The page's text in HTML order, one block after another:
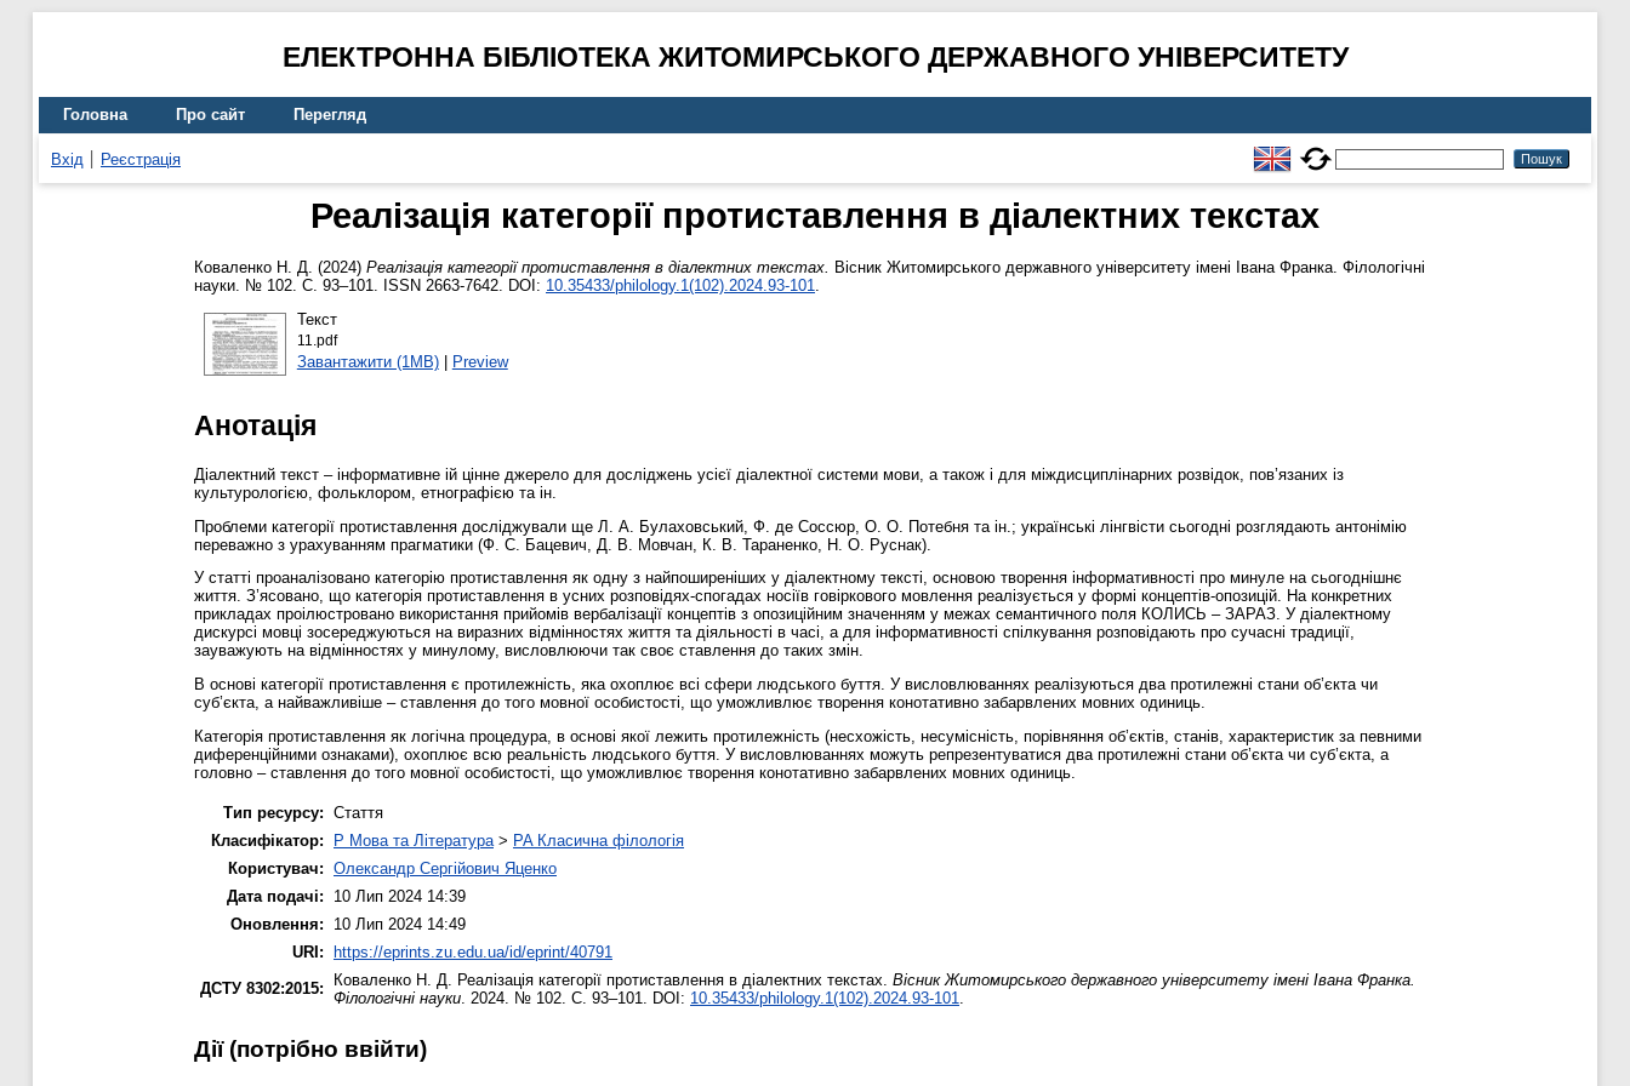
ЕЛЕКТРОННА БІБЛІОТЕКА ЖИТОМИРСЬКОГО ДЕРЖАВНОГО УНІВЕРСИТЕТУ
Головна Про сайт Перегляд
Вхід Реєстрація
Реалізація категорії протиставлення в діалектних текстах
Коваленко Н. Д. (2024) Реалізація категорії протиставлення в діалектних текстах. Вісник Житомирського державного університету імені Івана Франка. Філологічні
науки. № 102. С. 93–101. ISSN 2663-7642. DOI: 10.35433/philology.1(102).2024.93-101.
Текст
11.pdf
Завантажити (1MB)| Preview
Анотація
Діалектний текст – інформативне ій цінне джерело для досліджень усієї діалектної системи мови, а також і для міждисциплінарних розвідок, пов’язаних із
культурологією, фольклором, етнографією та ін.
Проблеми категорії протиставлення досліджували ще Л. А. Булаховський, Ф. де Соссюр, О. О. Потебня та ін.; українські лінгвісти сьогодні розглядають антонімію
переважно з урахуванням прагматики (Ф. С. Бацевич, Д. В. Мовчан, К. В. Тараненко, Н. О. Руснак).
У статті проаналізовано категорію протиставлення як одну з найпоширеніших у діалектному тексті, основою творення інформативності про минуле на сьогоднішнє
життя. З’ясовано, що категорія протиставлення в усних розповідях-спогадах носіїв говіркового мовлення реалізується у формі концептів-опозицій. На конкретних
прикладах проілюстровано використання прийомів вербалізації концептів з опозиційним значенням у межах семантичного поля КОЛИСЬ – ЗАРАЗ. У діалектному
дискурсі мовці зосереджуються на виразних відмінностях життя та діяльності в часі, а для інформативності спілкування розповідають про сучасні традиції,
зауважують на відмінностях у минулому, висловлюючи так своє ставлення до таких змін.
В основі категорії протиставлення є протилежність, яка охоплює всі сфери людського буття. У висловлюваннях реалізуються два протилежні стани об’єкта чи
суб’єкта, а найважливіше – ставлення до того мовної особистості, що уможливлює творення конотативно забарвлених мовних одиниць.
Категорія протиставлення як логічна процедура, в основі якої лежить протилежність (несхожість, несумісність, порівняння об’єктів, станів, характеристик за певними
диференційними ознаками), охоплює всю реальність людського буття. У висловлюваннях можуть репрезентуватися два протилежні стани об’єкта чи суб’єкта, а
головно – ставлення до того мовної особистості, що уможливлює творення конотативно забарвлених мовних одиниць.
Тип ресурсу: Стаття
Класифікатор:
P Мова та Література > PA Класична філологія
Користувач: Олександр Сергійович Яценко
Дата подачі:
10 Лип 2024 14:39
Оновлення:
10 Лип 2024 14:49
URI:
https://eprints.zu.edu.ua/id/eprint/40791
ДСТУ 8302:2015:
Коваленко Н. Д. Реалізація категорії протиставлення в діалектних текстах. Вісник Житомирського державного університету імені Івана Франка.
Філологічні науки . 2024. № 102. С. 93–101. DOI: 10.35433/philology.1(102).2024.93-101
Дії ​​(потрібно ввійти)